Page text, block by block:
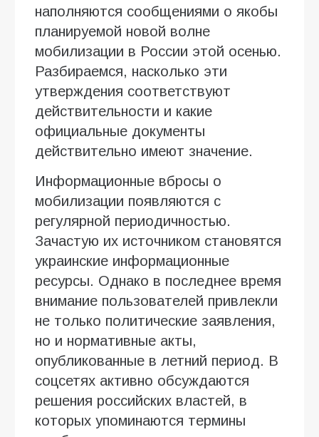
наполняются сообщениями о якобы
планируемой новой волне
мобилизации в России этой осенью.
Разбираемся, насколько эти
утверждения соответствуют
действительности и какие
официальные документы
действительно имеют значение.
Информационные вбросы о
мобилизации появляются с
регулярной периодичностью.
Зачастую их источником становятся
украинские информационные
ресурсы. Однако в последнее время
внимание пользователей привлекли
не только политические заявления,
но и нормативные акты,
опубликованные в летний период. В
соцсетях активно обсуждаются
решения российских властей, в
которых упоминаются термины